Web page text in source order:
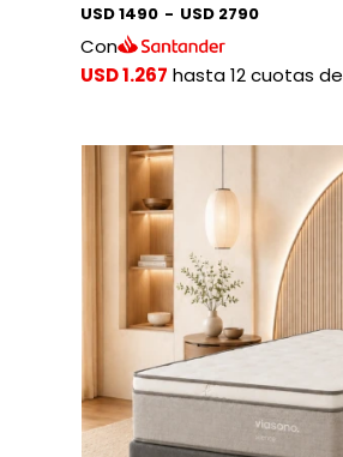
USD 1490 - USD 2790
Con
USD 1.267 hasta 12 cuotas de